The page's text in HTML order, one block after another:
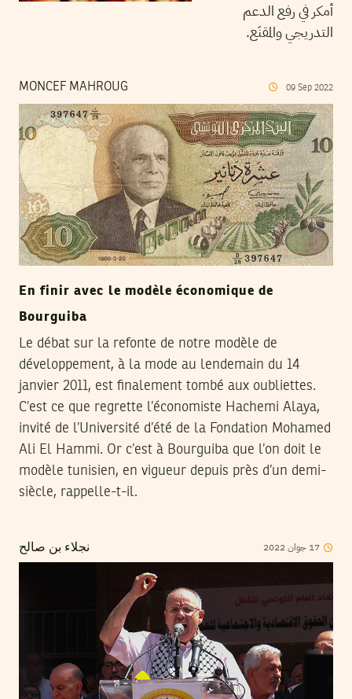
أمكر في رفع الدعم
التدريجي والمقنَع.
MONCEF MAHROUG 09 Sep 2022
En finir avec le modèle économique de
Bourguiba
Le débat sur la refonte de notre modèle de
développement, à la mode au lendemain du 14
janvier 2011, est finalement tombé aux oubliettes.
C’est ce que regrette l’économiste Hachemi Alaya,
invité de l’Université d’été de la Fondation Mohamed
Ali El Hammi. Or c’est à Bourguiba que l’on doit le
modèle tunisien, en vigueur depuis près d’un demi-
siècle, rappelle-t-il.
نجلاء بن صالح 17 جوان2022